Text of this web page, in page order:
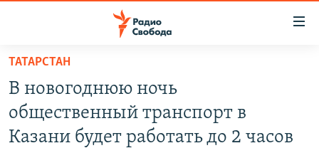
упрощенного
доступа
Вернуться
основному
ПОДКАСТЫ
АВТОРСКИЕ ПРОЕКТЫ
ТАТАРСТАН
В новогоднюю ночь
общественный транспорт в
Казани будет работать до 2 часов